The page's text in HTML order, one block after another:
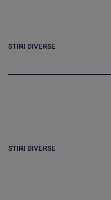
STIRI DIVERSE
STIRI DIVERSE